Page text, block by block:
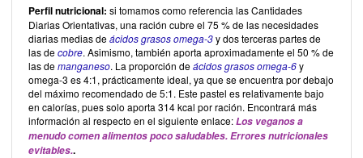
Perfil nutricional: si tomamos como referencia las Cantidades
Diarias Orientativas, una ración cubre el 75 % de las necesidades
diarias medias deácidos grasos omega-3y dos terceras partes de
las decobre. Asimismo, también aporta aproximadamente el 50 % de
las demanganeso. La proporción deácidos grasos omega-6y
omega-3 es 4:1, prácticamente ideal, ya que se encuentra por debajo
del máximo recomendado de 5:1. Este pastel es relativamente bajo
en calorías, pues solo aporta 314 kcal por ración. Encontrará más
información al respecto en el siguiente enlace:Los veganos a
menudo comen alimentos poco saludables. Errores nutricionales
evitables..